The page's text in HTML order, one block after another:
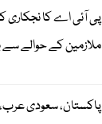
پی آئی اے کا نجکاری
ملازمین کے حوالے سے
پاکستان، سعودی